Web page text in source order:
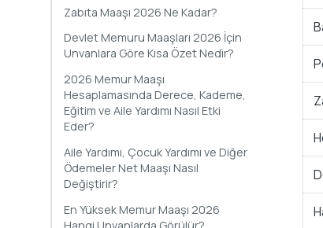
Zabıta Maaşı 2026 Ne Kadar?
Devlet Memuru Maaşları 2026 İçin
Unvanlara Göre Kısa Özet Nedir?
2026 Memur Maaşı
Hesaplamasında Derece, Kademe,
Eğitim ve Aile Yardımı Nasıl Etki
Eder?
Aile Yardımı, Çocuk Yardımı ve Diğer
Ödemeler Net Maaşı Nasıl
Değiştirir?
En Yüksek Memur Maaşı 2026